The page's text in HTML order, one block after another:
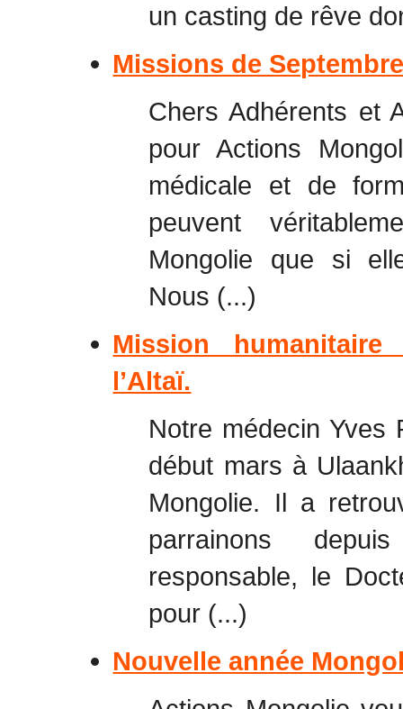
un casting de rêve
Missions de
Chers Adhérents et
pour Actions
médicale et de
peuvent
Mongolie que si
Nous (...)
Mission
l’Altaï.
Notre médecin Yves
début mars à
Mongolie. Il a
parrainons
responsable, le
pour (...)
Nouvelle année